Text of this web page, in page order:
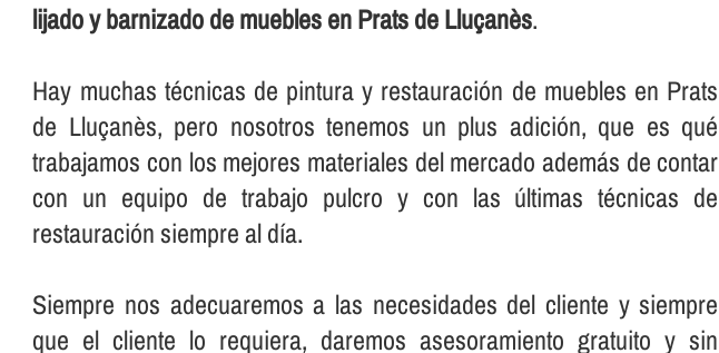
lijado y barnizado de muebles en Prats de Lluçanès.
Hay muchas técnicas de pintura y restauración de muebles en Prats
de Lluçanès, pero nosotros tenemos un plus adición, que es qué
trabajamos con los mejores materiales del mercado además de contar
con un equipo de trabajo pulcro y con las últimas técnicas de
restauración siempre al dí­a.
Siempre nos adecuaremos a las necesidades del cliente y siempre
que el cliente lo requiera, daremos asesoramiento gratuito y sin